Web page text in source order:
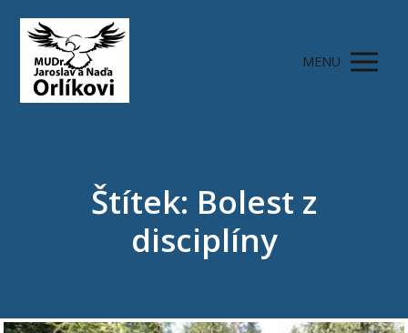
MENU
Štítek: Bolest z
disciplíny